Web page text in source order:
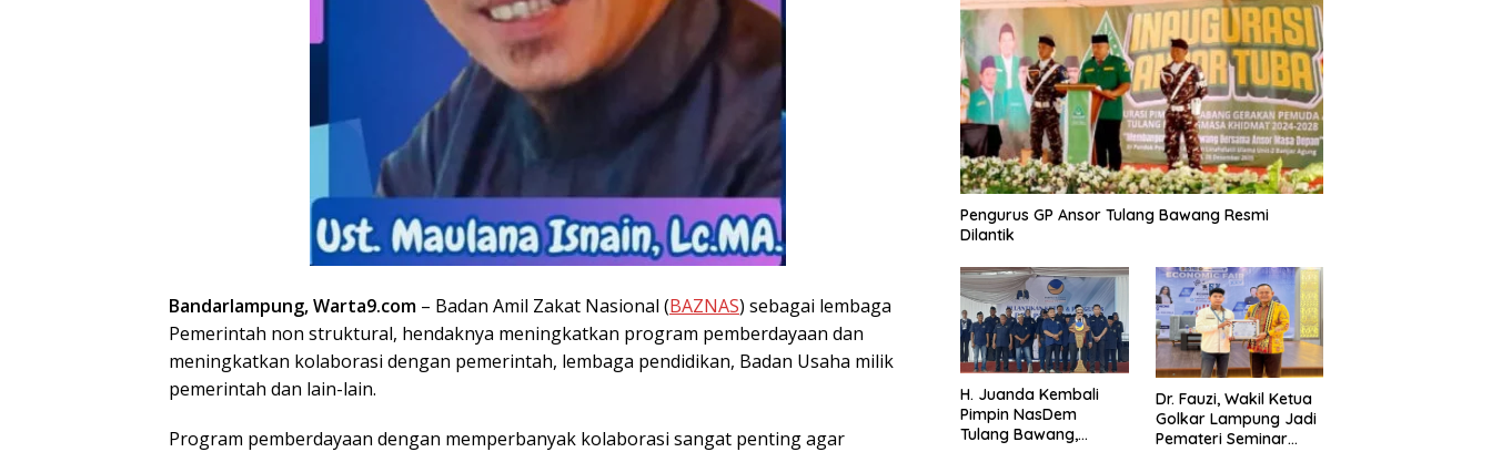
Bandarlampung, Warta9.com – Badan Amil Zakat Nasional (BAZNAS) sebagai lembaga
Pemerintah non struktural, hendaknya meningkatkan program pemberdayaan dan
meningkatkan kolaborasi dengan pemerintah, lembaga pendidikan, Badan Usaha milik
pemerintah dan lain-lain.
Program pemberdayaan dengan memperbanyak kolaborasi sangat penting agar
Pengurus GP Ansor Tulang Bawang Resmi
Dilantik
H. Juanda Kembali
Pimpin NasDem
Tulang Bawang,
Dr. Fauzi, Wakil Ketua
Golkar Lampung Jadi
Pemateri Seminar